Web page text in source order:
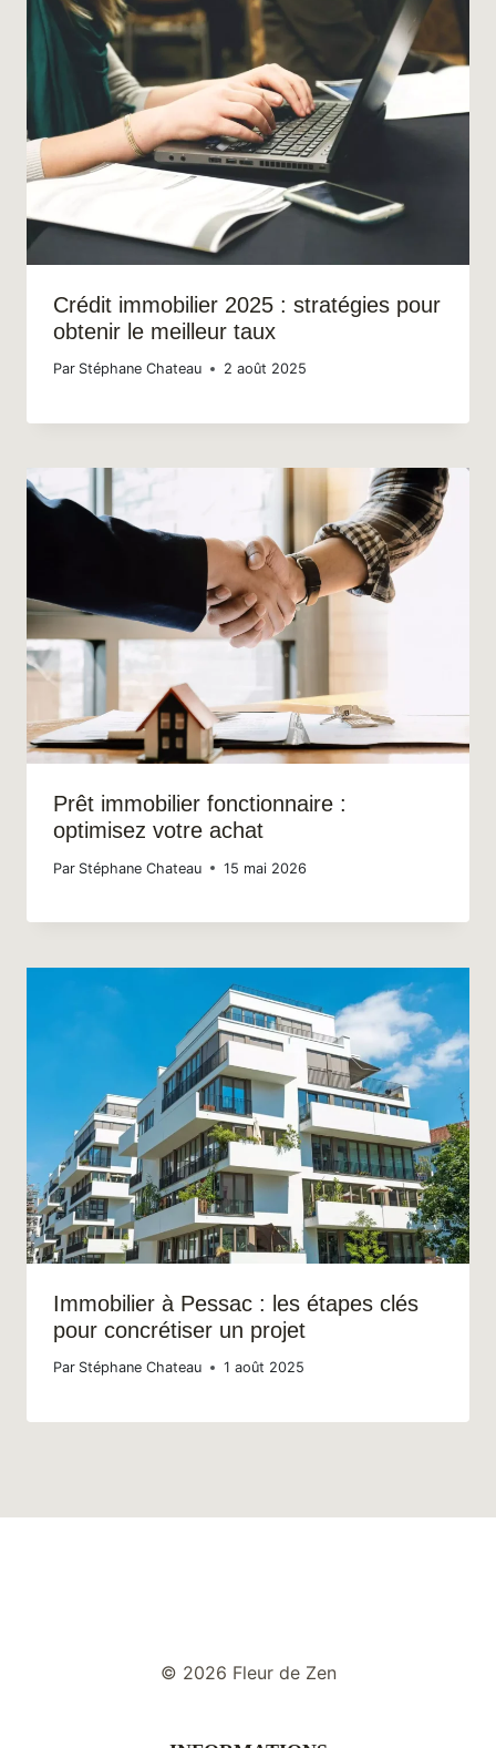
Crédit immobilier 2025 : stratégies pour
obtenir le meilleur taux
Par Stéphane Chateau 2 août 2025
Prêt immobilier fonctionnaire :
optimisez votre achat
Par Stéphane Chateau 15 mai 2026
Immobilier à Pessac : les étapes clés
pour concrétiser un projet
Par Stéphane Chateau 1 août 2025
© 2026 Fleur de Zen